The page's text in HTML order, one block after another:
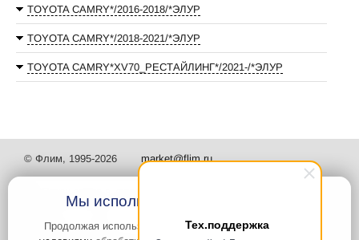
Тех.поддержка
TOYOTA CAMRY*/2016-2018/*ЭЛУР
TOYOTA CAMRY*/2018-2021/*ЭЛУР
TOYOTA CAMRY*XV70_РЕСТАЙЛИНГ*/2021-/*ЭЛУР
© Флим, 1995-2026 market@flim.ru
Мы используем файлы Cookies
Продолжая использовать наш сайт, высоглашаетесь с